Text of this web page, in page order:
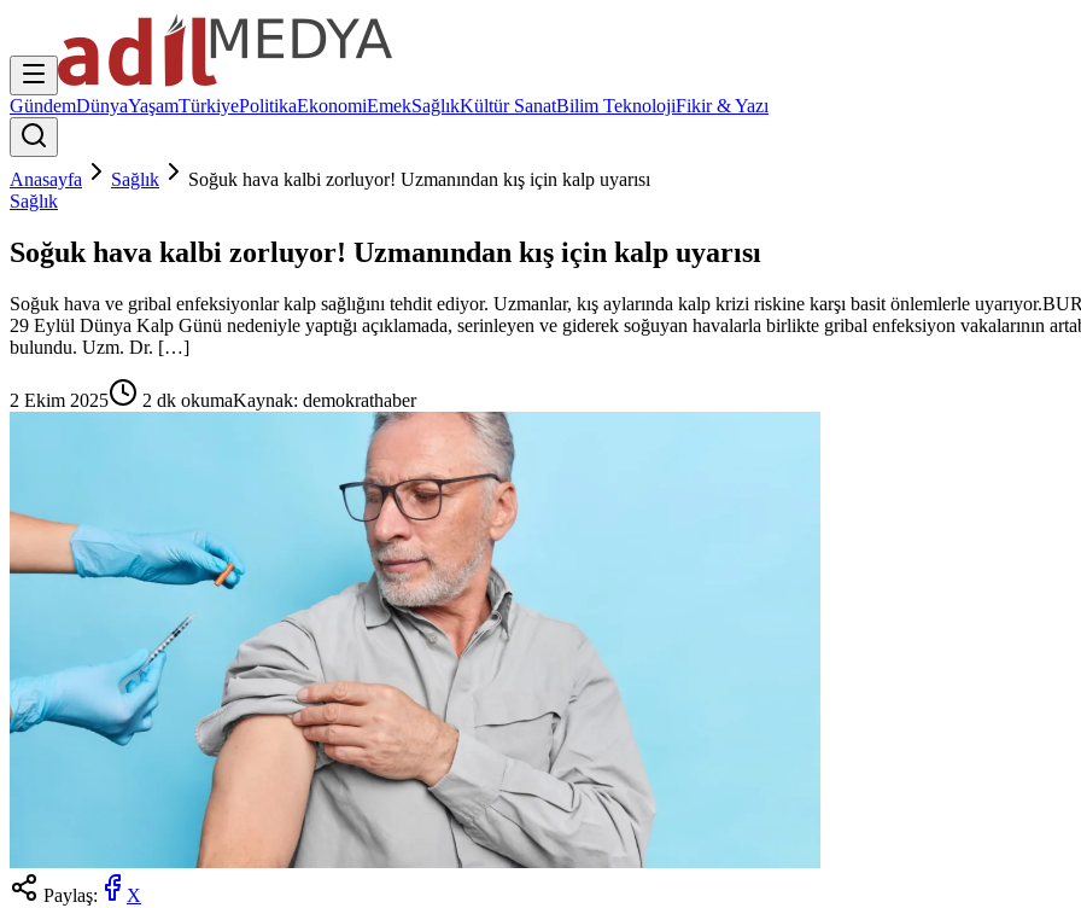
GündemDünyaYaşamTürkiyePolitikaEkonomiEmekSağlıkKültür SanatBilim TeknolojiFikir & Yazı
Anasayfa Sağlık
Soğuk hava kalbi zorluyor! Uzmanından kış için kalp uyarısı
Sağlık
Soğuk hava kalbi zorluyor! Uzmanından kış için kalp uyarısı
Soğuk hava ve gribal enfeksiyonlar kalp sağlığını tehdit ediyor. Uzmanlar, kış aylarında kalp krizi riskine karşı basit önlemlerle
29 Eylül Dünya Kalp Günü nedeniyle yaptığı açıklamada, serinleyen ve giderek soğuyan havalarla birlikte gribal enfeksiyon vakalarının
bulundu. Uzm. Dr. […]
2 Ekim 2025 2 dk okumaKaynak: demokrathaber
Paylaş:
X